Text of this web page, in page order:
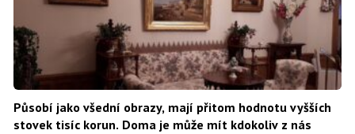
Působí jako všední obrazy, mají přitom hodnotu vyšších
stovek tisíc korun. Doma je může mít kdokoliv z nás